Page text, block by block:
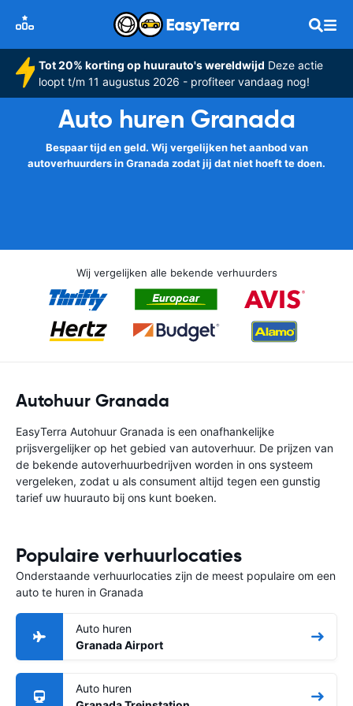
Tot 20% korting op huurauto's wereldwijd Deze actie
loopt t/m 11 augustus 2026 - profiteer vandaag nog!
Auto huren Granada
Bespaar tijd en geld. Wij vergelijken het aanbod van
autoverhuurders in Granada zodat jij dat niet hoeft te doen.
Wij vergelijken alle bekende verhuurders
Autohuur Granada
EasyTerra Autohuur Granada is een onafhankelijke
prijsvergelijker op het gebied van autoverhuur. De prijzen van
de bekende autoverhuurbedrijven worden in ons systeem
vergeleken, zodat u als consument altijd tegen een gunstig
tarief uw huurauto bij ons kunt boeken.
Populaire verhuurlocaties
Onderstaande verhuurlocaties zijn de meest populaire om een
auto te huren in Granada
Auto huren
Granada Airport
Auto huren